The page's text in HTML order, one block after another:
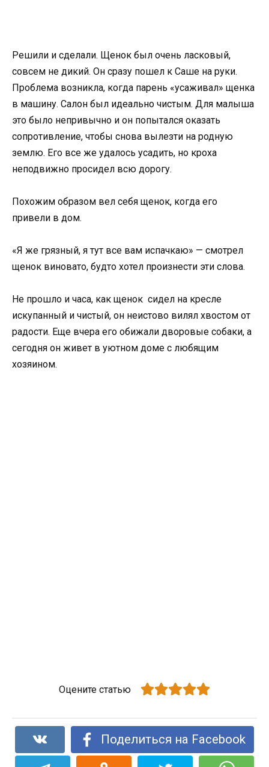
Решили и сделали. Щенок был очень ласковый,
совсем не дикий. Он сразу пошел к Саше на руки.
Проблема возникла, когда парень «усаживал» щенка
в машину. Салон был идеально чистым. Для малыша
это было непривычно и он попытался оказать
сопротивление, чтобы снова вылезти на родную
землю. Его все же удалось усадить, но кроха
неподвижно просидел всю дорогу.
Похожим образом вел себя щенок, когда его
привели в дом.
«Я же грязный, я тут все вам испачкаю» — смотрел
щенок виновато, будто хотел произнести эти слова.
Не прошло и часа, как щенок сидел на кресле
искупанный и чистый, он неистово вилял хвостом от
радости. Еще вчера его обижали дворовые собаки, а
сегодня он живет в уютном доме с любящим
хозяином.
Оцените статью
Поделиться на Facebook